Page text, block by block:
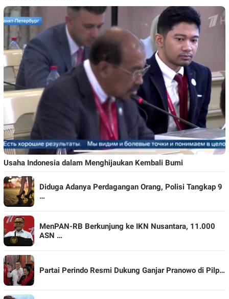
Usaha Indonesia dalam Menghijaukan Kembali Bumi
Diduga Adanya Perdagangan Orang, Polisi Tangkap 9
…
MenPAN-RB Berkunjung ke IKN Nusantara, 11.000
ASN …
Partai Perindo Resmi Dukung Ganjar Pranowo di Pilp…